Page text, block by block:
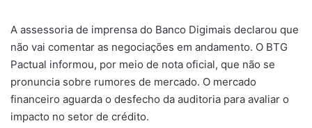
A assessoria de imprensa do Banco Digimais declarou que
não vai comentar as negociações em andamento. O BTG
Pactual informou, por meio de nota oficial, que não se
pronuncia sobre rumores de mercado. O mercado
financeiro aguarda o desfecho da auditoria para avaliar o
impacto no setor de crédito.